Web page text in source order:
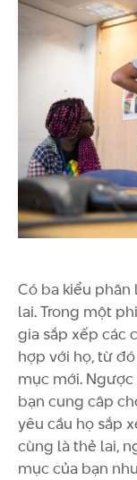
Có ba kiểu
lai. Trong một
gia sắp xếp các
hợp với họ, từ
mục mới.
bạn cung câp
yêu cầu họ sắp
cùng là thẻ lai,
mục của bạn